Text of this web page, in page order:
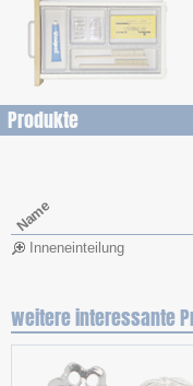
Produkte
Name
Inneneinteilung
weitere interessante